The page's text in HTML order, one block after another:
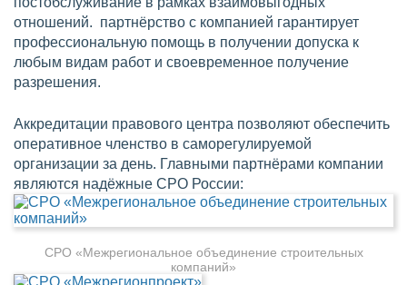
отношений. партнёрство с компанией гарантирует
профессиональную помощь в получении допуска к
любым видам работ и своевременное получение
разрешения.
Аккредитации правового центра позволяют обеспечить
оперативное членство в саморегулируемой
организации за день. Главными партнёрами компании
являются надёжные СРО России:
СРО «Межрегиональное объединение строительных
компаний»